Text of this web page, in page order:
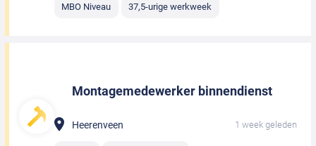
MBO Niveau 37,5-urige werkweek
Montagemedewerker binnendienst
Heerenveen 1 week geleden